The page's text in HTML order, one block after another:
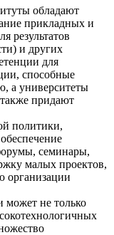
обладают
прикладных и
результатов
и других
для
способные
а университеты
придают
политики,
семинары,
малых проектов,
организации
может не только